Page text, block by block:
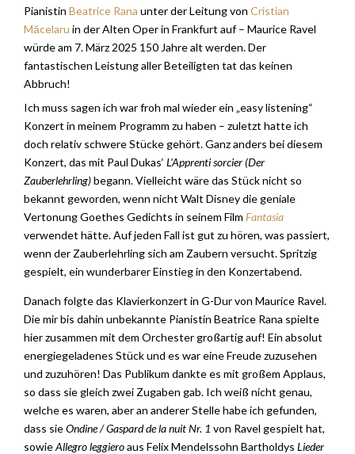
Pianistin Beatrice Rana unter der Leitung von Cristian
Măcelaru in der Alten Oper in Frankfurt auf – Maurice Ravel
würde am 7. März 2025 150 Jahre alt werden. Der
fantastischen Leistung aller Beteiligten tat das keinen
Abbruch!
Ich muss sagen ich war froh mal wieder ein „easy listening“
Konzert in meinem Programm zu haben – zuletzt hatte ich
doch relativ schwere Stücke gehört. Ganz anders bei diesem
Konzert, das mit Paul Dukas‘ L’Apprenti sorcier (Der
Zauberlehrling)begann. Vielleicht wäre das Stück nicht so
bekannt geworden, wenn nicht Walt Disney die geniale
Vertonung Goethes Gedichts in seinem Film Fantasia
verwendet hätte. Auf jeden Fall ist gut zu hören, was passiert,
wenn der Zauberlehrling sich am Zaubern versucht. Spritzig
gespielt, ein wunderbarer Einstieg in den Konzertabend.
Danach folgte das Klavierkonzert in G-Dur von Maurice Ravel.
Die mir bis dahin unbekannte Pianistin Beatrice Rana spielte
hier zusammen mit dem Orchester großartig auf! Ein absolut
energiegeladenes Stück und es war eine Freude zuzusehen
und zuzuhören! Das Publikum dankte es mit großem Applaus,
so dass sie gleich zwei Zugaben gab. Ich weiß nicht genau,
welche es waren, aber an anderer Stelle habe ich gefunden,
dass sieOndine / Gaspard de la nuit Nr. 1 von Ravel gespielt hat,
sowieAllegro leggieroaus Felix Mendelssohn Bartholdys Lieder